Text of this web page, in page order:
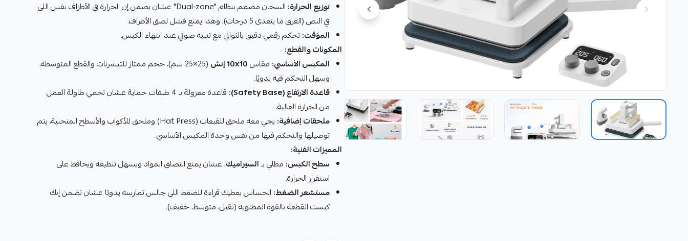
توزيع الحرارة:
السخان مصمم بنظام "Dual-zone" عشان يضمن إن الحرارة في الأطراف نفس اللي
في النص (الفرق ما يتعدى 5 درجات)، وهذا يمنع فشل لصق الأطراف.
المؤقت:تحكم رقمي دقيق بالثواني مع تنبيه صوتي عند انتهاء الكبس.
المكونات والقطع:
المكبس الأساسي: مقاس10x10 إنش
(25×25 سم)، حجم ممتاز للتيشرتات والقطع المتوسطة،
وسهل التحكم فيه يدويًا.
قاعدة الارتفاع (Safety Base):
قاعدة معزولة بـ 4 طبقات حماية عشان تحمي طاولة العمل
من الحرارة العالية.
ملحقات إضافية:
يجي معه ملحق للقبعات (Hat Press) وملحق للأكواب والأسطح المنحنية، يتم
توصيلها والتحكم فيها من نفس وحدة المكبس الأساسي.
المميزات الفنية:
سطح الكبس: مطلي بـالسيراميك، عشان يمنع التصاق المواد ويسهل تنظيفه ويحافظ على
استقرار الحرارة.
مستشعر الضغط: الحساس يعطيك قراءة للضغط اللي جالس تمارسه يدويًا عشان تضمن إنك
كبست القطعة بالقوة المطلوبة (ثقيل، متوسط، خفيف).